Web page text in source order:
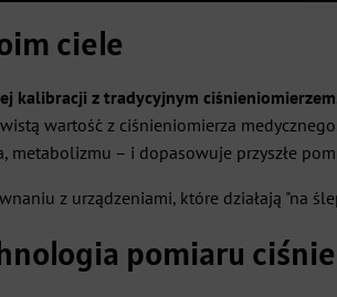
ciele
kalibracji z tradycyjnym
wartość z ciśnieniomierza
– i dopasowuje przyszłe
z urządzeniami, które działają "na
pomiaru